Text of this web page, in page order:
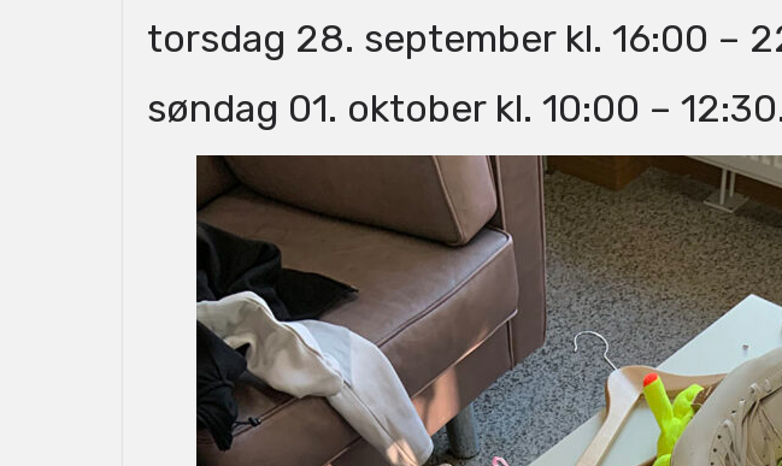
torsdag 28. september kl. 16:00 –
søndag 01. oktober kl. 10:00 –